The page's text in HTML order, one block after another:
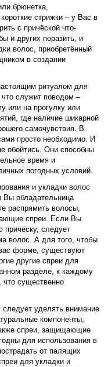
брюнетка,
стрижки – у Вас в
с причёской что-
и других поразить, и
волос, приобретённый
в создании
ритуалом для
служит поводом –
или на прогулку или
где наличие шикарной
самочувствия. В
просто необходимо. И
обойтись. Они способны
время и
погодных условий.
и укладки волос
Вы обладательница
распрямить волосы,
спреи. Если Вы
следует
волос. А для того, чтобы
форме, существуют
другие спреи для
разделе, к каждому
что существенно
уделять внимание
компоненты,
спреи, защищающие
для использования в
от палящих
для укладки и